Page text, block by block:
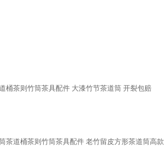
桶茶则竹筒茶具配件 大漆竹节茶道筒 开裂包赔
茶道桶茶则竹筒茶具配件 老竹留皮方形茶道筒高款